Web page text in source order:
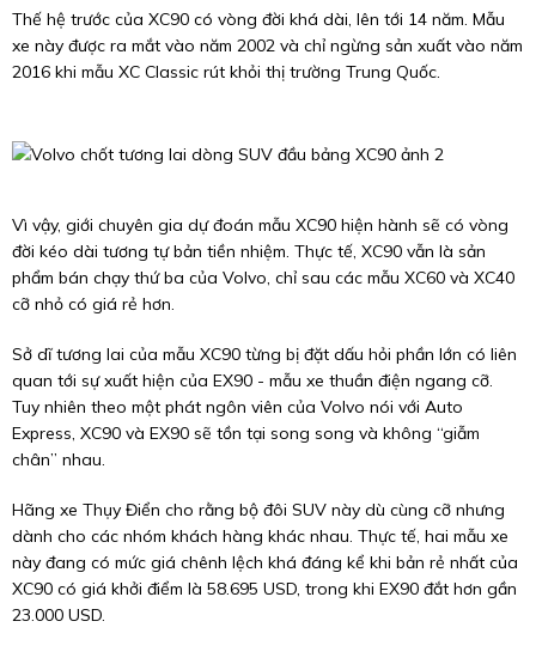
Thế hệ trước của XC90 có vòng đời khá dài, lên tới 14 năm. Mẫu
xe này được ra mắt vào năm 2002 và chỉ ngừng sản xuất vào năm
2016 khi mẫu XC Classic rút khỏi thị trường Trung Quốc.
Vì vậy, giới chuyên gia dự đoán mẫu XC90 hiện hành sẽ có vòng
đời kéo dài tương tự bản tiền nhiệm. Thực tế, XC90 vẫn là sản
phẩm bán chạy thứ ba của Volvo, chỉ sau các mẫu XC60 và XC40
cỡ nhỏ có giá rẻ hơn.
Sở dĩ tương lai của mẫu XC90 từng bị đặt dấu hỏi phần lớn có liên
quan tới sự xuất hiện của EX90 - mẫu xe thuần điện ngang cỡ.
Tuy nhiên theo một phát ngôn viên của Volvo nói với Auto
Express, XC90 và EX90 sẽ tồn tại song song và không “giẫm
chân” nhau.
Hãng xe Thụy Điển cho rằng bộ đôi SUV này dù cùng cỡ nhưng
dành cho các nhóm khách hàng khác nhau. Thực tế, hai mẫu xe
này đang có mức giá chênh lệch khá đáng kể khi bản rẻ nhất của
XC90 có giá khởi điểm là 58.695 USD, trong khi EX90 đắt hơn gần
23.000 USD.